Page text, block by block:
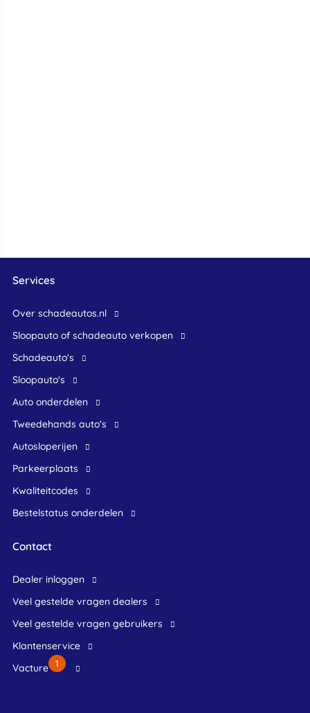
Services
Over schadeautos.nl
Sloopauto of schadeauto verkopen
Schadeauto's
Sloopauto's
Auto onderdelen
Tweedehands auto's
Autosloperijen
Parkeerplaats
Kwaliteitcodes
Bestelstatus onderdelen
Contact
dealer inloggen
veel gestelde vragen dealers
veel gestelde vragen gebruikers
klantenservice
Vacture
1